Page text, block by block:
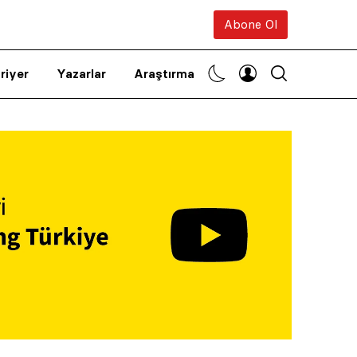
Abone Ol
Yazarlar Araştırma